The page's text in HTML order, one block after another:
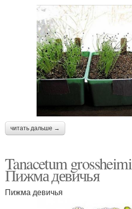
читать дальше →
Tanacetum
Пижма девичья
Пижма девичья